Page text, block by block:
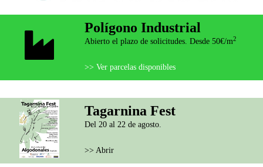
Polígono Industrial
Abierto el plazo de solicitudes. Desde 50€/m2
>> Ver parcelas disponibles
Tagarnina Fest
Del 20 al 22 de agosto.
>> Abrir